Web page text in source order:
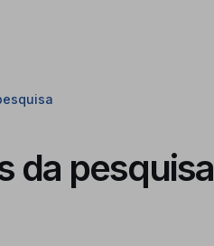
da pesquisa